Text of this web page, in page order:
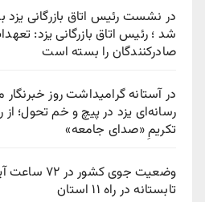
در نشست رئیس اتاق بازرگانی یزد
شد ؛ رئیس اتاق بازرگانی یزد:
صادرکنندگان را بسته است
در آستانه گرامیداشت روز
رسانه‌ای یزد در پیچ‌ و خم تحول؛ از
تکریمِ «صدای جامعه»
وضعیت جوی کشور
تابستانه در راه ۱۱ استان